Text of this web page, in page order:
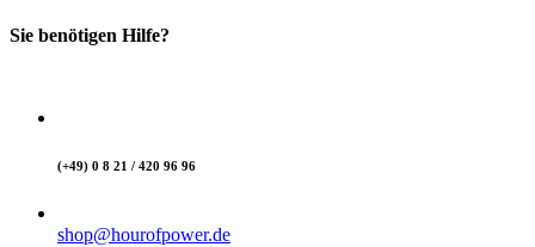
Sie benötigen Hilfe?
(+49) 0 8 21 / 420 96 96
shop@hourofpower.de